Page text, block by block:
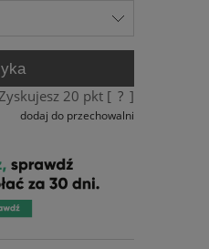
20 pkt [ ? ]
dodaj do przechowalni